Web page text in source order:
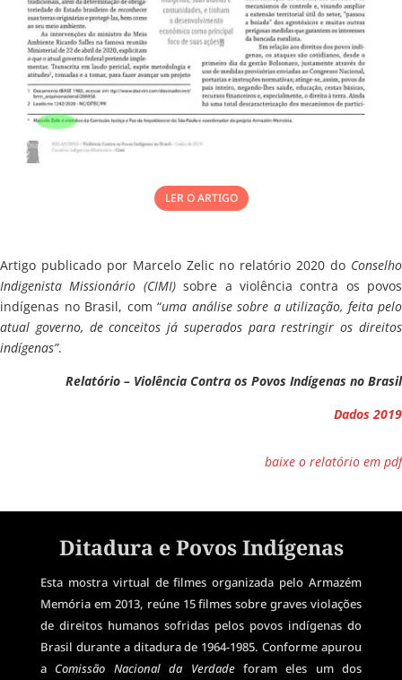
LER O ARTIGO
Artigo publicado por Marcelo Zelic no relatório 2020 do Conselho
Indigenista Missionário (CIMI)sobre a violência contra os povos
indígenas no Brasil, com “uma análise sobre a utilização, feita pelo
atual governo, de conceitos já superados para restringir os direitos
indígenas”.
Relatório – Violência Contra os Povos Indígenas no Brasil
Dados 2019
baixe o relatório em pdf
Ditadura e Povos Indígenas
Esta mostra virtual de filmes organizada pelo Armazém
Memória em 2013, reúne 15 filmes sobre graves violações
de direitos humanos sofridas pelos povos indígenas do
Brasil durante a ditadura de 1964-1985. Conforme apurou
a Comissão Nacional da Verdadeforam eles um dos